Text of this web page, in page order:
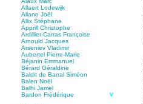
Allaert Lodewijk
Allano Joël
Allix Stéphane
Apprill Christophe
Ardillier-Carras Françoise
Arnould Jacques
Arseniev Vladimir
Aubertel Pierre-Marie
Béjanin Emmanuel
Bérard Géraldine
Baldit de Barral Siméon
Balen Noël
Balhi Jamel
Bardon Frédérique